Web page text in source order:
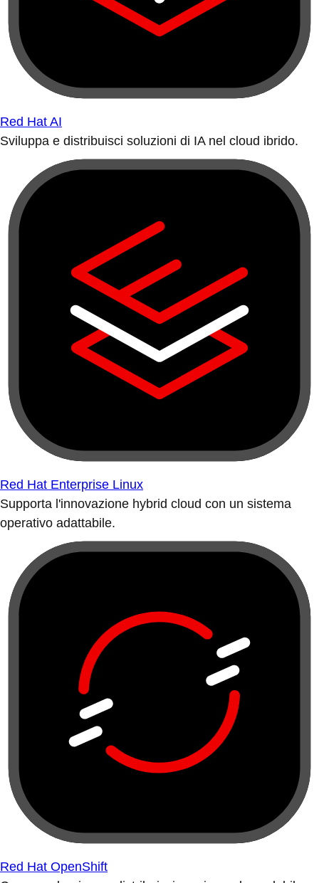
Red Hat AI
Sviluppa e distribuisci soluzioni di IA nel cloud ibrido.
Red Hat Enterprise Linux
Supporta l'innovazione hybrid cloud con un sistema
operativo adattabile.
Red Hat OpenShift